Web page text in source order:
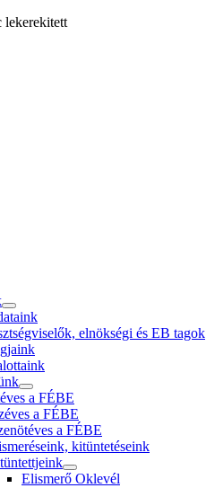
elnökségi és EB tagok
a FÉBE
a FÉBE
a FÉBE
kitüntetéseink
Elismerő Oklevél